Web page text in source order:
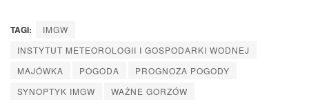
TAGI:
IMGW
INSTYTUT METEOROLOGII I GOSPODARKI WODNEJ
MAJÓWKA
POGODA
PROGNOZA POGODY
SYNOPTYK IMGW
WAŻNE GORZÓW